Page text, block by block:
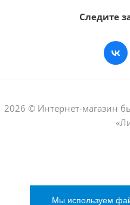
Следите
2026 © Интернет-магазин
Мы используем